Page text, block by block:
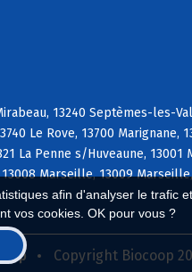
afin d'analyser le trafic
vos cookies. OK pour vous ?
13240 Septèmes-les-
Le Rove, 13700 Marignane,
La Penne s/Huveaune, 13001
Marseille, 13009
Copyright Biocoop